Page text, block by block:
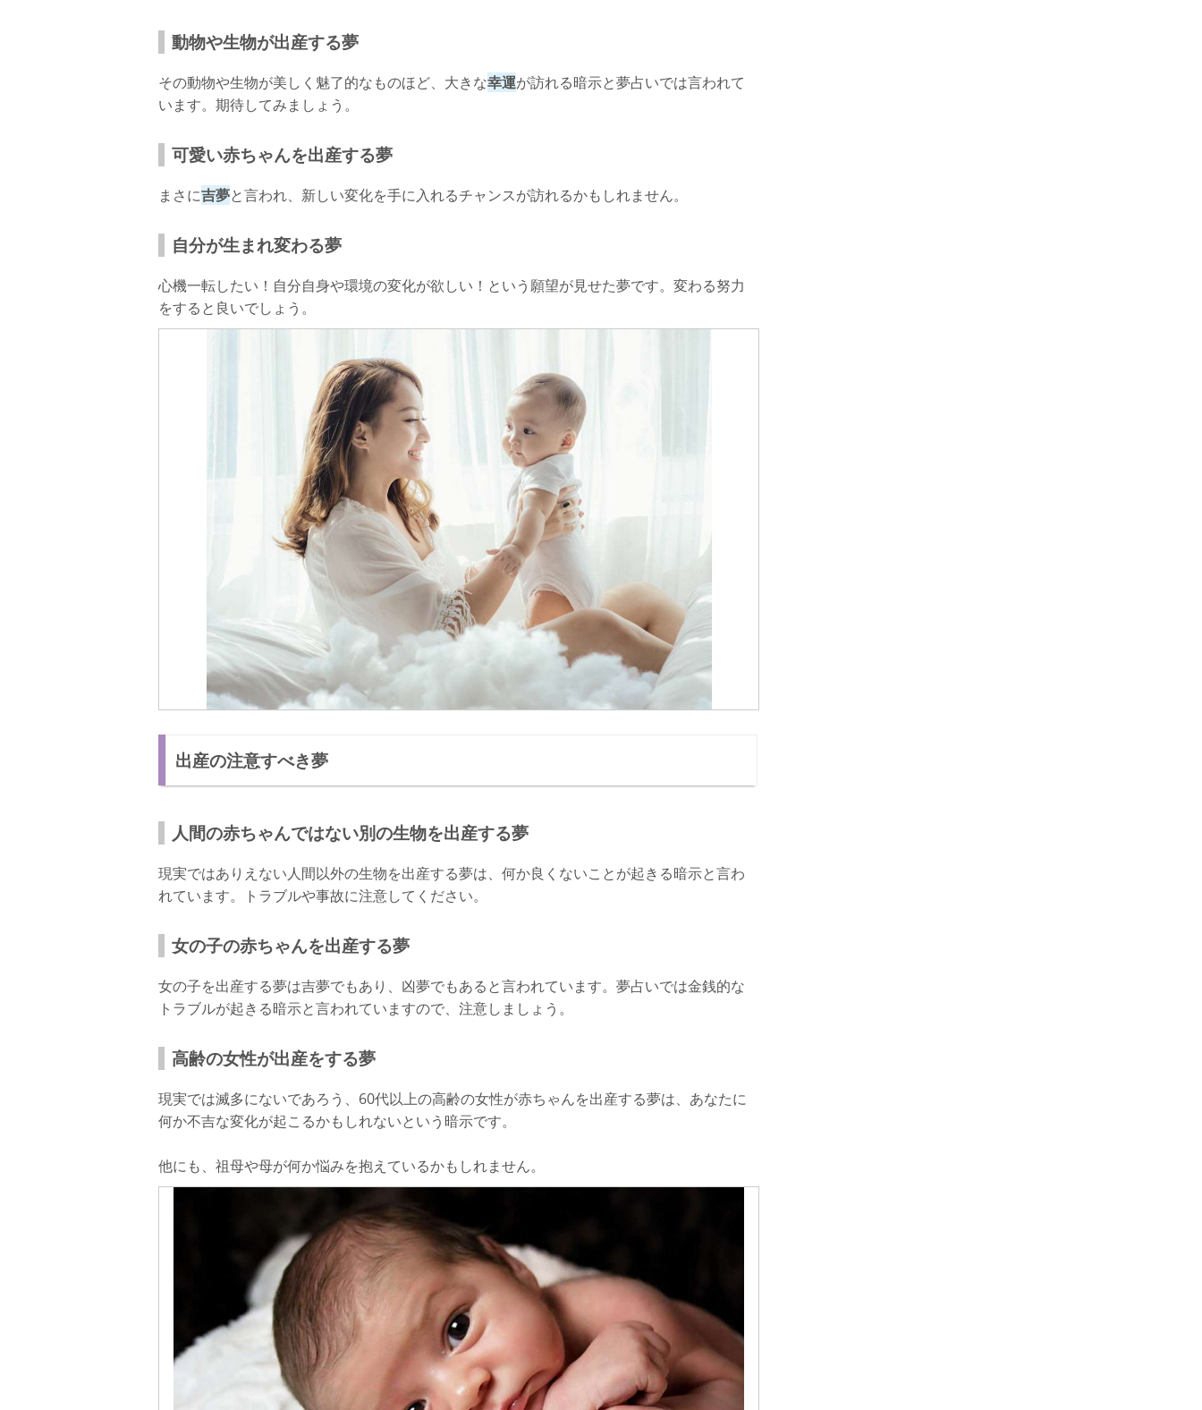
動物や生物が出産する夢
その動物や生物が美しく魅了的なものほど、大きな幸運が訪れる暗示と夢占いでは言われて
います。期待してみましょう。
可愛い赤ちゃんを出産する夢
まさに吉夢と言われ、新しい変化を手に入れるチャンスが訪れるかもしれません。
自分が生まれ変わる夢
心機一転したい！自分自身や環境の変化が欲しい！という願望が見せた夢です。変わる努力
をすると良いでしょう。
出産の注意すべき夢
人間の赤ちゃんではない別の生物を出産する夢
現実ではありえない人間以外の生物を出産する夢は、何か良くないことが起きる暗示と言わ
れています。トラブルや事故に注意してください。
女の子の赤ちゃんを出産する夢
女の子を出産する夢は吉夢でもあり、凶夢でもあると言われています。夢占いでは金銭的な
トラブルが起きる暗示と言われていますので、注意しましょう。
高齢の女性が出産をする夢
現実では滅多にないであろう、60代以上の高齢の女性が赤ちゃんを出産する夢は、あなたに
何か不吉な変化が起こるかもしれないという暗示です。
他にも、祖母や母が何か悩みを抱えているかもしれません。